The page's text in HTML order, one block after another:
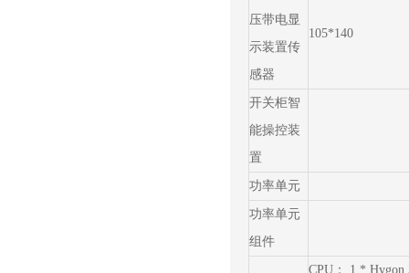
压带电显
示装置传
感器
105*140
开关柜智
能操控装
置
功率单元
功率单元
组件
CPU： 1 * Hygon